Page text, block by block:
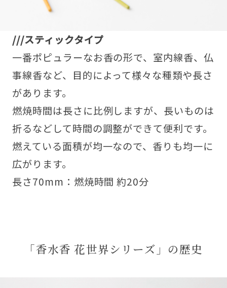
///スティックタイプ
一番ポピュラーなお香の形で、室内線香、仏
事線香など、目的によって様々な種類や長さ
があります。
燃焼時間は長さに比例しますが、長いものは
折るなどして時間の調整ができて便利です。
燃えている面積が均一なので、香りも均一に
広がります。
長さ70mm：燃焼時間 約20分
「香水香 花世界シリーズ」の歴史